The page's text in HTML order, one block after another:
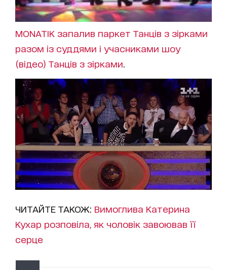
MONATIK запалив паркет Танців з зірками
разом із суддями і учасниками шоу
(відео) Танців з зірками
ЧИТАЙТЕ ТАКОЖ: Вимоглива Катерина
Кухар розповіла, як чоловік завоював її
серце